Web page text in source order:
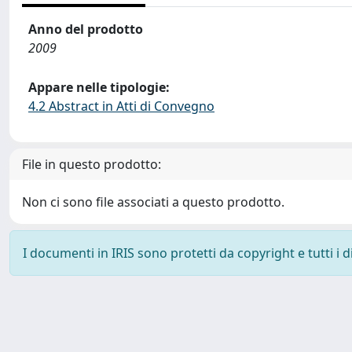
Anno del prodotto
2009
Appare nelle tipologie:
4.2 Abstract in Atti di Convegno
File in questo prodotto:
Non ci sono file associati a questo prodotto.
I documenti in IRIS sono protetti da copyright e tutti i